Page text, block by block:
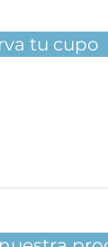
tu cupo